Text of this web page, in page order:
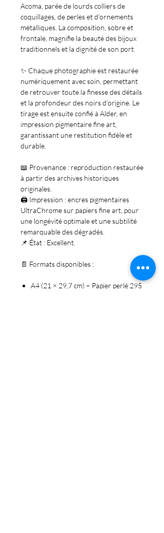
Acoma, parée de lourds colliers de
coquillages, de perles et d’ornements
métalliques. La composition, sobre et
frontale, magnifie la beauté des bijoux
traditionnels et la dignité de son port.
✨ Chaque photographie est restaurée
numériquement avec soin , permettant
de retrouver toute la finesse des détails
et la profondeur des noirs d’origine. Le
tirage est ensuite confié à Alder , en
impression pigmentaire fine art,
garantissant une restitution fidèle et
durable.
📖 Provenance : reproduction restaurée
à partir des archives historiques
originales.
🖨️ Impression : encres pigmentaires
UltraChrome sur papiers fine art, pour
une longévité optimale et une subtilité
remarquable des dégradés.
📌 État : Excellent.
📄 Formats disponibles :
A4 (21 × 29,7 cm) – Papier perlé 295